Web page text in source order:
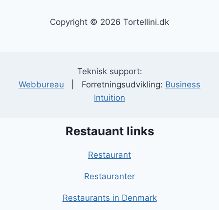
Copyright © 2026 Tortellini.dk
Teknisk support:
Webbureau | Forretningsudvikling: Business
Intuition
Restauant links
Restaurant
Restauranter
Restaurants in Denmark